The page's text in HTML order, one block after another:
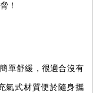
！
單舒緩，很適合沒有
氣式材質便於隨身攜